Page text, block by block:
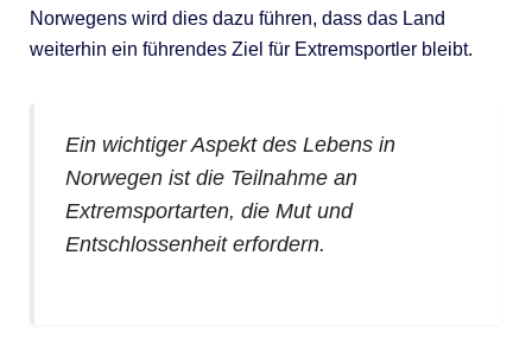
Norwegens wird dies dazu führen, dass das Land
weiterhin ein führendes Ziel für Extremsportler bleibt.
Ein wichtiger Aspekt des Lebens in
Norwegen ist die Teilnahme an
Extremsportarten, die Mut und
Entschlossenheit erfordern.